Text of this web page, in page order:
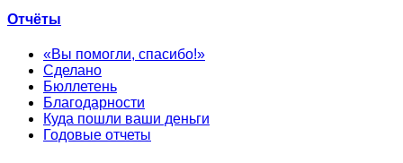
Отчёты
«Вы помогли, спасибо!»
Сделано
Бюллетень
Благодарности
Куда пошли ваши деньги
Годовые отчеты